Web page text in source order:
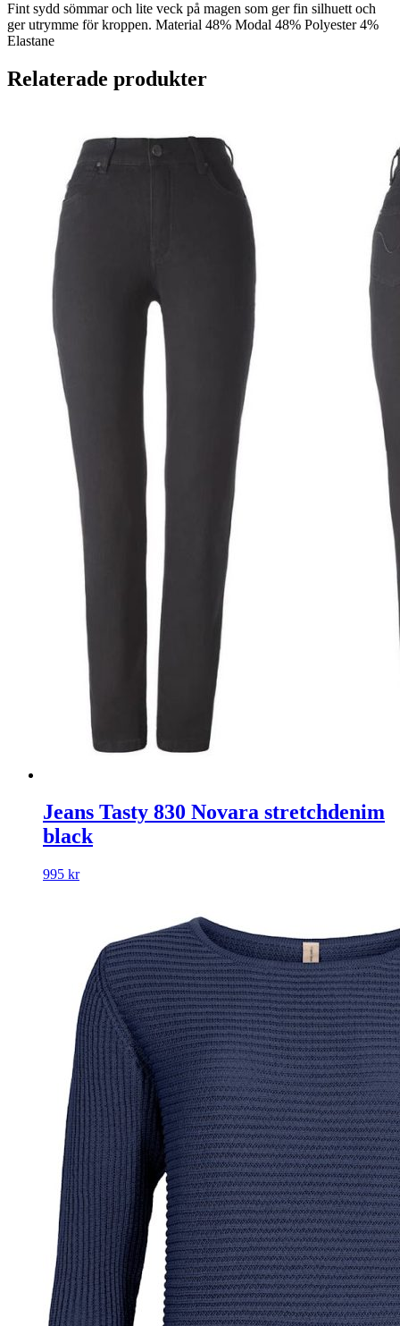
Fint sydd sömmar och lite veck på magen som ger fin silhuett och
ger utrymme för kroppen. Material 48% Modal 48% Polyester 4%
Elastane
Relaterade produkter
Jeans Tasty 830 Novara stretchdenim
black
995 kr